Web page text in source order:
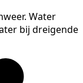
Water
bij dreigende